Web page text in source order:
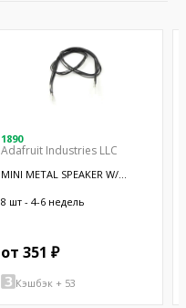
1890
Adafruit Industries LLC
MINI METAL SPEAKER W/
8 шт - 4-6 недель
от 351 ₽
Кэшбэк + 53